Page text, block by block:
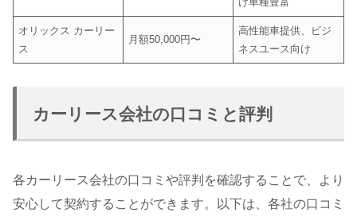
オリックス カーリー
ス
月額50,000円〜
高性能車提供、ビジ
ネスユース向け
カーリース会社の口コミと評判
各カーリース会社の口コミや評判を確認することで、より
安心して契約することができます。以下は、各社の口コミ